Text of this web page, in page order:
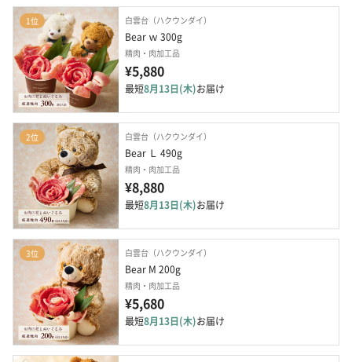
1位 白雲台（ハクウンダイ）
Bear ｗ 300g
精肉・肉加工品
¥5,880
最短8月13日(木)お届け
2位 白雲台（ハクウンダイ）
Bear Ｌ 490g
精肉・肉加工品
¥8,880
最短8月13日(木)お届け
3位 白雲台（ハクウンダイ）
Bear M 200g
精肉・肉加工品
¥5,680
最短8月13日(木)お届け